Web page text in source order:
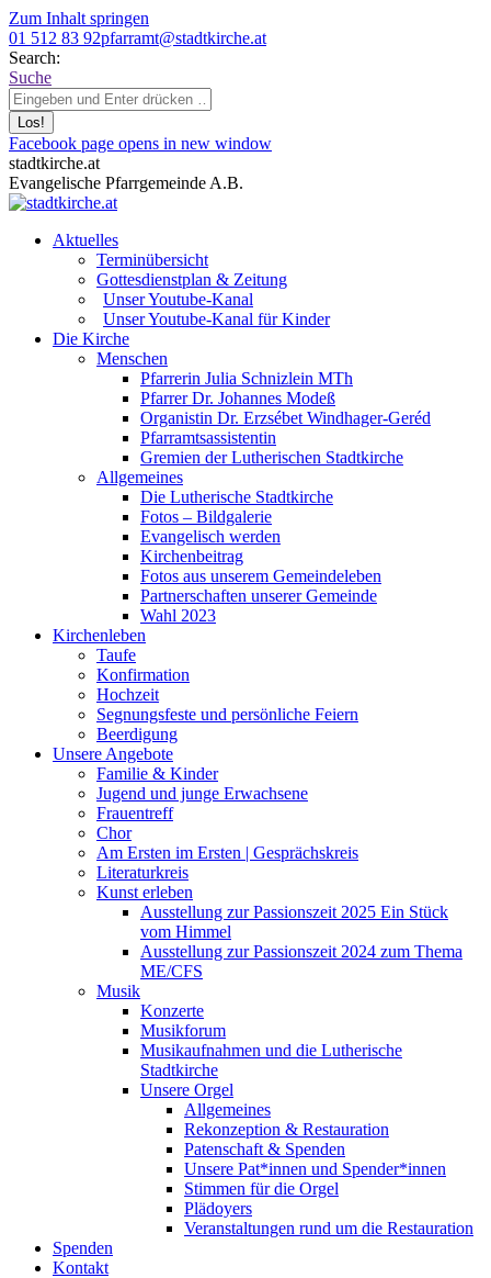
Zum Inhalt springen
01 512 83 92pfarramt@stadtkirche.at
Search:
Suche
Facebook page opens in new window
stadtkirche.at
Evangelische Pfarrgemeinde A.B.
Aktuelles
Terminübersicht
Gottesdienstplan & Zeitung
Unser Youtube-Kanal
Unser Youtube-Kanal für Kinder
Die Kirche
Menschen
Pfarrerin Julia Schnizlein MTh
Pfarrer Dr. Johannes Modeß
Organistin Dr. Erzsébet Windhager-Geréd
Pfarramtsassistentin
Gremien der Lutherischen Stadtkirche
Allgemeines
Die Lutherische Stadtkirche
Fotos – Bildgalerie
Evangelisch werden
Kirchenbeitrag
Fotos aus unserem Gemeindeleben
Partnerschaften unserer Gemeinde
Wahl 2023
Kirchenleben
Taufe
Konfirmation
Hochzeit
Segnungsfeste und persönliche Feiern
Beerdigung
Unsere Angebote
Familie & Kinder
Jugend und junge Erwachsene
Frauentreff
Chor
Am Ersten im Ersten | Gesprächskreis
Literaturkreis
Kunst erleben
Ausstellung zur Passionszeit 2025 Ein Stück
vom Himmel
Ausstellung zur Passionszeit 2024 zum Thema
ME/CFS
Musik
Konzerte
Musikforum
Musikaufnahmen und die Lutherische
Stadtkirche
Unsere Orgel
Allgemeines
Rekonzeption & Restauration
Patenschaft & Spenden
Unsere Pat*innen und Spender*innen
Stimmen für die Orgel
Plädoyers
Veranstaltungen rund um die Restauration
Spenden
Kontakt